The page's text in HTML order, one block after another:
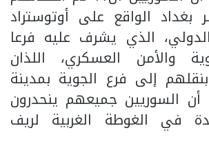
الواقع على أوتوستراد
الذي يشرف عليه فرعا
والأمن العسكري، اللذان
إلى فرع الجوية بمدينة
السوريين جميعهم ينحدرون
في الغوطة الغربية لريف